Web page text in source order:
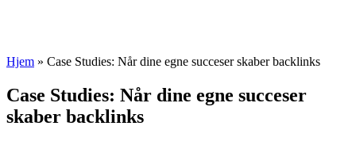
Hjem » Case Studies: Når dine egne succeser skaber backlinks
Case Studies: Når dine egne succeser
skaber backlinks